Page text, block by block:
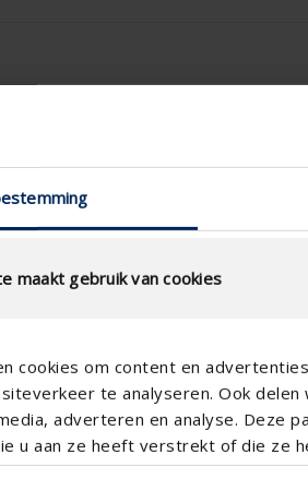
maakt gebruik van cookies
cookies om content en
te analyseren. Ook
adverteren en analyse. Deze
u aan ze heeft verstrekt of die ze